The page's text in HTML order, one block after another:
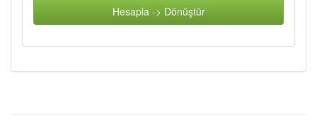
Hesapla -> Dönüştür